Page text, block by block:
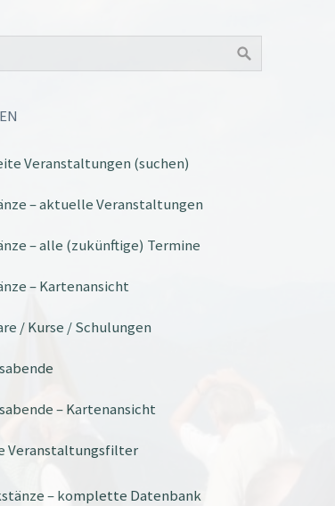
Veranstaltungen (suchen)
– aktuelle Veranstaltungen
– alle (zukünftige) Termine
– Kartenansicht
/ Kurse / Schulungen
– Kartenansicht
Veranstaltungsfilter
– komplette Datenbank